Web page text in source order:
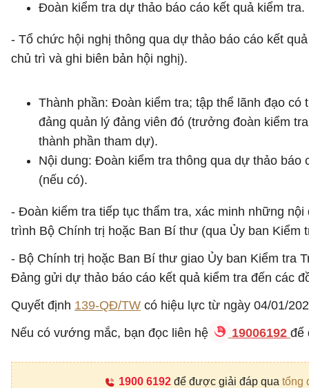
Đoàn kiểm tra dự thảo báo cáo kết quả kiểm tra.
- Tổ chức hội nghị thông qua dự thảo báo cáo kết
chủ trì và ghi biên bản hội nghị).
Thành phần: Đoàn kiểm tra; tập thể lãnh đạo
đảng quản lý đảng viên đó (trưởng đoàn kiểm
thành phần tham dự).
Nội dung: Đoàn kiểm tra thông qua dự thảo báo
(nếu có).
- Đoàn kiểm tra tiếp tục thẩm tra, xác minh những
trình Bộ Chính trị hoặc Ban Bí thư (qua Ủy ban Kiểm
- Bộ Chính trị hoặc Ban Bí thư giao Ủy ban Kiểm tra
Đảng gửi dự thảo báo cáo kết quả kiểm tra đến các
Quyết định 139-QĐ/TW có hiệu lực từ ngày 04/01/
Nếu có vướng mắc, bạn đọc liên hệ
19006192 để
1900 6192để được giải đáp qua tổng